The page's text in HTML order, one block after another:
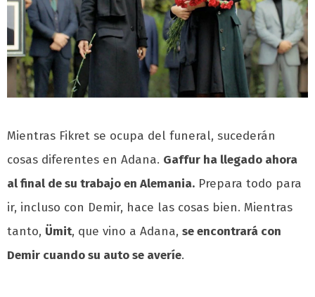
Mientras Fikret se ocupa del funeral, sucederán
cosas diferentes en Adana. Gaffur ha llegado ahora
al final de su trabajo en Alemania. Prepara todo para
ir, incluso con Demir, hace las cosas bien. Mientras
tanto, Ümit, que vino a Adana, se encontrará con
Demir cuando su auto se averíe.